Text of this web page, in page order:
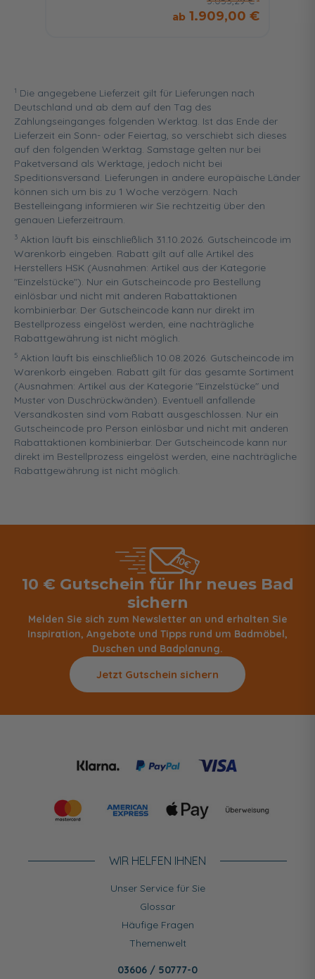
1.909,00 €
1 Die angegebene Lieferzeit gilt für Lieferungen nach
Deutschland und ab dem auf den Tag des
Zahlungseinganges folgenden Werktag. Ist das Ende der
Lieferzeit ein Sonn- oder Feiertag, so verschiebt sich dieses
auf den folgenden Werktag. Samstage gelten nur bei
Paketversand als Werktage, jedoch nicht bei
Speditionsversand. Lieferungen in andere europäische Länder
können sich um bis zu 1 Woche verzögern. Nach
Bestelleingang informieren wir Sie rechtzeitig über den
genauen Lieferzeitraum.
3 Aktion läuft bis einschließlich 31.10.2026. Gutscheincode im
Warenkorb eingeben. Rabatt gilt auf alle Artikel des
Herstellers HSK (Ausnahmen: Artikel aus der Kategorie
"Einzelstücke"). Nur ein Gutscheincode pro Bestellung
einlösbar und nicht mit anderen Rabattaktionen
kombinierbar. Der Gutscheincode kann nur direkt im
Bestellprozess eingelöst werden, eine nachträgliche
Rabattgewährung ist nicht möglich.
5 Aktion läuft bis einschließlich 10.08.2026. Gutscheincode im
Warenkorb eingeben. Rabatt gilt für das gesamte Sortiment
(Ausnahmen: Artikel aus der Kategorie "Einzelstücke" und
Muster von Duschrückwänden). Eventuell anfallende
Versandkosten sind vom Rabatt ausgeschlossen. Nur ein
Gutscheincode pro Person einlösbar und nicht mit anderen
Rabattaktionen kombinierbar. Der Gutscheincode kann nur
direkt im Bestellprozess eingelöst werden, eine nachträgliche
Rabattgewährung ist nicht möglich.
10 € Gutschein für Ihr neues Bad
sichern
Melden Sie sich zum Newsletter an und erhalten Sie
Inspiration, Angebote und Tipps rund um Badmöbel,
Duschen und Badplanung.
Jetzt Gutschein sichern
WIR HELFEN IHNEN
Unser Service für Sie
Glossar
Häufige Fragen
Themenwelt
03606 / 50777-0